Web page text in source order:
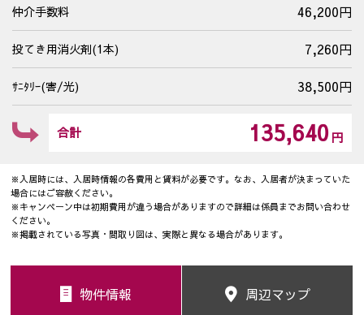
仲介手数料 46,200円
投てき用消火剤(1本) 7,260円
ｻﾆﾀﾘｰ(害/光) 38,500円
合計 135,640円
※入居時には、入居時情報の各費用と賃料が必要です。なお、入居者が決まっていた
場合にはご容赦ください。
※キャンペーン中は初期費用が違う場合がありますので詳細は係員までお問い合わせ
ください。
※掲載されている写真・間取り図は、実際と異なる場合があります。
物件情報 周辺マップ